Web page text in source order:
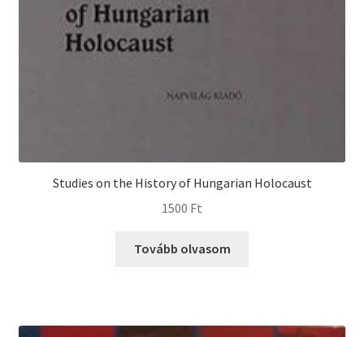
Studies on the History of Hungarian Holocaust
1500 Ft
Tovább olvasom